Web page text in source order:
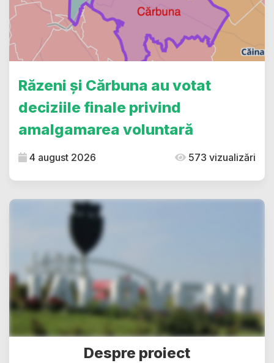
Răzeni și Cărbuna au votat
deciziile finale privind
amalgamarea voluntară
4 august 2026 573 vizualizări
Despre proiect